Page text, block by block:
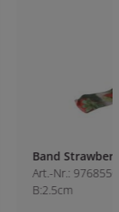
Band Strawberry
Art.-Nr.: 9768550
B:2.5cm